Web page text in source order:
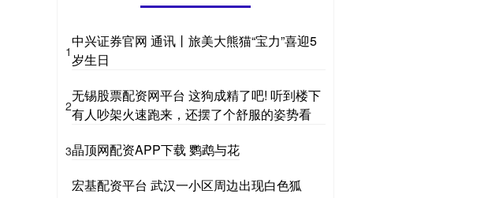
1
中兴证券官网 通讯丨旅美大熊猫“宝力”喜迎5
岁生日
2
无锡股票配资网平台 这狗成精了吧! 听到楼下
有人吵架火速跑来，还摆了个舒服的姿势看
3晶顶网配资APP下载 鹦鹉与花
宏基配资平台 武汉一小区周边出现白色狐